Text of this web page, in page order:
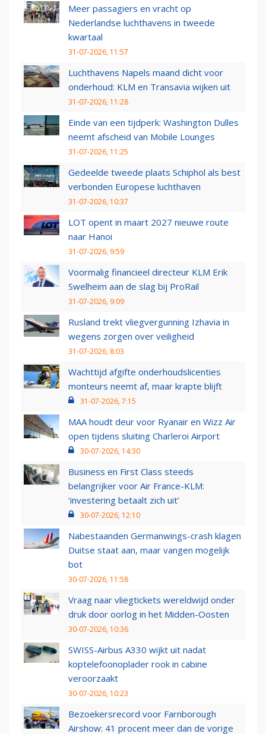
Meer passagiers en vracht op
Nederlandse luchthavens in tweede
kwartaal
31-07-2026, 11:57
Luchthavens Napels maand dicht voor
onderhoud: KLM en Transavia wijken uit
31-07-2026, 11:28
Einde van een tijdperk: Washington Dulles
neemt afscheid van Mobile Lounges
31-07-2026, 11:25
Gedeelde tweede plaats Schiphol als best
verbonden Europese luchthaven
31-07-2026, 10:37
LOT opent in maart 2027 nieuwe route
naar Hanoi
31-07-2026, 9:59
Voormalig financieel directeur KLM Erik
Swelheim aan de slag bij ProRail
31-07-2026, 9:09
Rusland trekt vliegvergunning Izhavia in
wegens zorgen over veiligheid
31-07-2026, 8:03
Wachttijd afgifte onderhoudslicenties
monteurs neemt af, maar krapte blijft
31-07-2026, 7:15
MAA houdt deur voor Ryanair en Wizz Air
open tijdens sluiting Charleroi Airport
30-07-2026, 14:30
Business en First Class steeds
belangrijker voor Air France-KLM:
‘investering betaalt zich uit’
30-07-2026, 12:10
Nabestaanden Germanwings-crash klagen
Duitse staat aan, maar vangen mogelijk
bot
30-07-2026, 11:58
Vraag naar vliegtickets wereldwijd onder
druk door oorlog in het Midden-Oosten
30-07-2026, 10:36
SWISS-Airbus A330 wijkt uit nadat
koptelefoonoplader rook in cabine
veroorzaakt
30-07-2026, 10:23
Bezoekersrecord voor Farnborough
Airshow: 41 procent meer dan de vorige